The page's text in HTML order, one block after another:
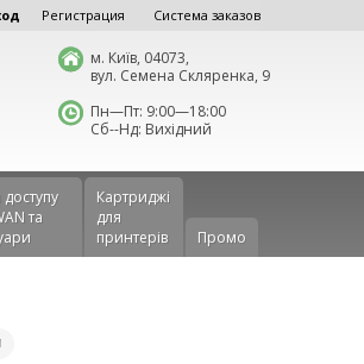
Регистрация Система заказов
м. Київ, 04073,
вул. Семена Скляренка, 9
Пн—Пт: 9:00—18:00
Сб--Нд: Вихідний
та
Картриджі
для
принтерів
Промо